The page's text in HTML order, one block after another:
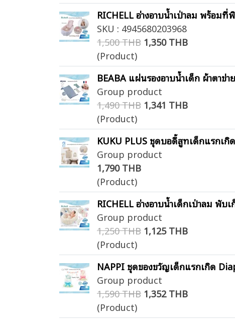
RICHELL อ่างอาบน้ำเป่าลม พร้อม
SKU : 4945680203968
1,500 THB 1,350 THB
(Product)
BEABA แผ่นรองอาบน้ำเด็ก ผ้าตาข่
Group product
1,490 THB 1,341 THB
(Product)
KUKU PLUS ชุดบอดี้สูทเด็กแรกเกิ
Group product
1,790 THB
(Product)
RICHELL อ่างอาบน้ำเด็กเป่าลม พับ
Group product
1,250 THB 1,125 THB
(Product)
NAPPI ชุดของขวัญเด็กแรกเกิด
Group product
1,590 THB 1,352 THB
(Product)